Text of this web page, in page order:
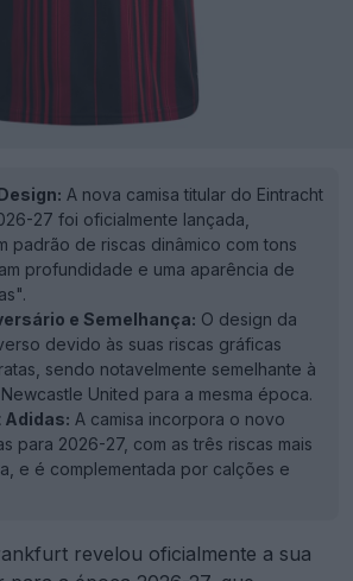
A nova camisa titular do Eintracht
27 foi oficialmente lançada,
padrão de riscas dinâmico com tons
profundidade e uma aparência de
e Semelhança: O design da
devido às suas riscas gráficas
sendo notavelmente semelhante à
United para a mesma época.
Adidas: A camisa incorpora o novo
para 2026-27, com as três riscas mais
e é complementada por calções e
revelou oficialmente a sua